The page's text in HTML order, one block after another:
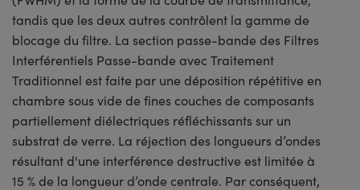
tandis que les deux autres contrôlent la gamme de
blocage du filtre. La section passe-bande des Filtres
Interférentiels Passe-bande avec Traitement
Traditionnel est faite par une déposition répétitive en
chambre sous vide de fines couches de composants
partiellement diélectriques réfléchissants sur un
substrat de verre. La réjection des longueurs d’ondes
résultant d'une interférence destructive est limitée à
15 % de la longueur d’onde centrale. Par conséquent,